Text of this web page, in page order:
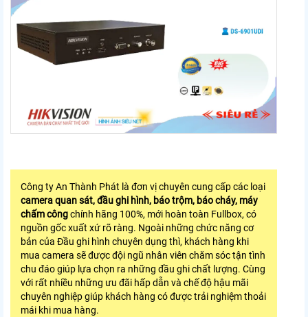
Công ty An Thành Phát là đơn vị chuyên cung cấp các loại
camera quan sát, đầu ghi hình, báo trộm, báo cháy, máy
chấm côngchính hãng 100%, mới hoàn toàn Fullbox, có
nguồn gốc xuất xứ rõ ràng. Ngoài những chức năng cơ
bản của Đầu ghi hình chuyên dụng thì, khách hàng khi
mua camera sẽ được đội ngũ nhân viên chăm sóc tận tình
chu đáo giúp lựa chọn ra những đầu ghi chất lượng. Cùng
với rất nhiều những ưu đãi hấp dẫn và chế độ hậu mãi
chuyên nghiệp giúp khách hàng có được trải nghiệm thoải
mái khi mua hàng.